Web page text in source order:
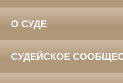
О СУДЕ
СУДЕЙСКОЕ